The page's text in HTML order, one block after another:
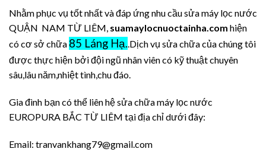
Nhằm phục vụ tốt nhất và đáp ứng nhu cầu sửa máy lọc nước
QUẬN NAM TỪ LIÊM, suamaylocnuoctainha.com hiện
có cơ sở chữa 85 Láng Hạ..Dịch vụ sửa chữa của chúng tôi
được thực hiện bởi đội ngũ nhân viên có kỹ thuật chuyên
sâu,lâu năm,nhiệt tình,chu đáo.
Gia đình bạn có thể liên hệ sửa chữa máy lọc nước
EUROPURA BẮC TỪ LIÊM tại địa chỉ dưới đây:
Email: tranvankhang79@gmail.com